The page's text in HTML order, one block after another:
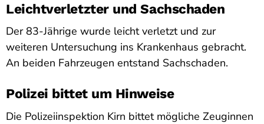
Leichtverletzter und Sachschaden
Der 83-Jährige wurde leicht verletzt und zur
weiteren Untersuchung ins Krankenhaus gebracht.
An beiden Fahrzeugen entstand Sachschaden.
Polizei bittet um Hinweise
Die Polizeiinspektion Kirn bittet mögliche Zeuginnen